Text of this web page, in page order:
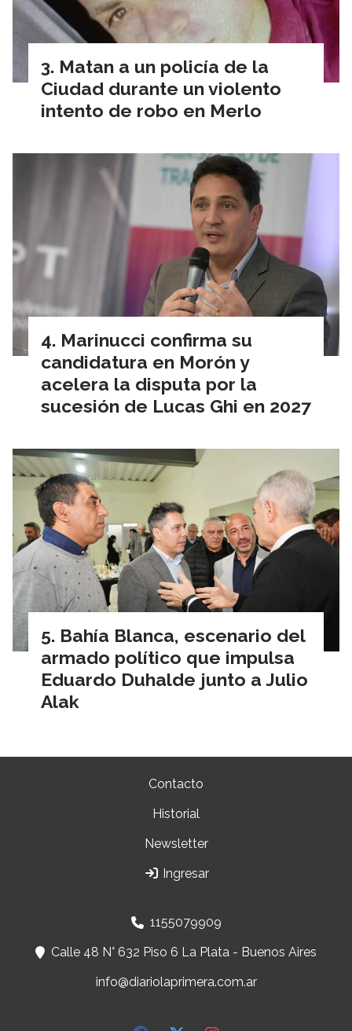
Matan a un policía de la
Ciudad durante un violento
intento de robo en Merlo
Marinucci confirma su
candidatura en Morón y
acelera la disputa por la
sucesión de Lucas Ghi en 2027
Bahía Blanca, escenario del
armado político que impulsa
Eduardo Duhalde junto a Julio
Alak
Contacto
Historial
Newsletter
Ingresar
1155079909
Calle 48 N° 632 Piso 6 La Plata - Buenos Aires
info@diariolaprimera.com.ar